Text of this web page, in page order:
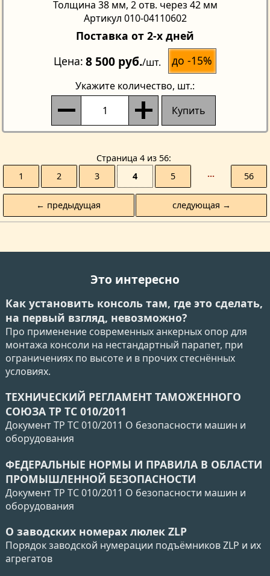
Толщина 38 мм, 2 отв. через 42 мм
Артикул 010-04110602
Поставка от 2-х дней
Цена 8 500 руб./шт. до -15%
Укажите количество, шт.:
Купить
← предыдущая
Страницa 4 из 56
1
2 3 4 5 ··· 56
следующая →
Это интересно
Как установить консоль там, где это сделать,
на первый взгляд, невозможно?
Про применение современных анкерных опор для
монтажа консоли на нестандартный парапет, при
ограничениях по высоте и в прочих стеснённых
условиях.
ТЕХНИЧЕСКИЙ РЕГЛАМЕНТ ТАМОЖЕННОГО
СОЮЗА ТР ТС 010/2011
Документ ТР ТС 010/2011 О безопасности машин и
оборудования
ФЕДЕРАЛЬНЫЕ НОРМЫ И ПРАВИЛА В ОБЛАСТИ
ПРОМЫШЛЕННОЙ БЕЗОПАСНОСТИ
Документ ТР ТС 010/2011 О безопасности машин и
оборудования
О заводских номерах люлек ZLP
Порядок заводской нумерации подъёмников ZLP и их
агрегатов